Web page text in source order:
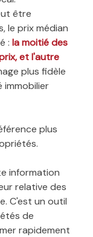
être
le prix médian
: la moitié des
et l'autre
plus fidèle
immobilier
plus
information
relative des
C'est un outil
de
rapidement